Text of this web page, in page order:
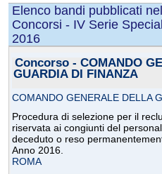
Elenco bandi pubblicati
Concorsi - IV Serie
2016
Concorso - COMANDO
GUARDIA DI FINANZA
COMANDO GENERALE DELLA
Procedura di selezione per il
riservata ai congiunti del
deceduto o reso
Anno 2016.
ROMA